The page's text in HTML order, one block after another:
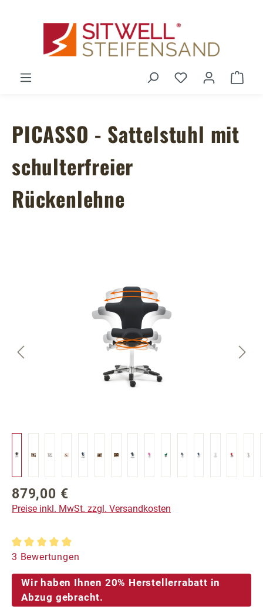
Du hast 0
PICASSO - Sattelstuhl mit
schulterfreier
Rückenlehne
Regulärer Preis:
879,00 €
Preise inkl. MwSt. zzgl. Versandkosten
Durchschnittliche Bewertung von 5 von 5 Sternen
3 Bewertungen
Wir haben Ihnen 20% Herstellerrabatt in
Abzug gebracht.